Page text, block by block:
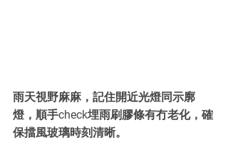
雨天視野麻麻，記住開近光燈同示廓
燈，順手check埋雨刷膠條有冇老化，確
保擋風玻璃時刻清晰。